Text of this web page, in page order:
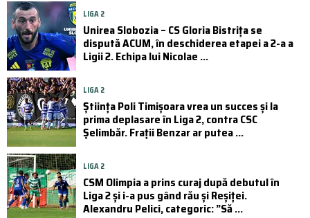
LIGA 2
Unirea Slobozia – CS Gloria Bistrița se
dispută ACUM, în deschiderea etapei a 2-a a
Ligii 2. Echipa lui Nicolae ...
LIGA 2
Știința Poli Timișoara vrea un succes și la
prima deplasare în Liga 2, contra CSC
Șelimbăr. Frații Benzar ar putea ...
LIGA 2
CSM Olimpia a prins curaj după debutul în
Liga 2 și i-a pus gând rău și Reșiței.
Alexandru Pelici, categoric: ”Să ...